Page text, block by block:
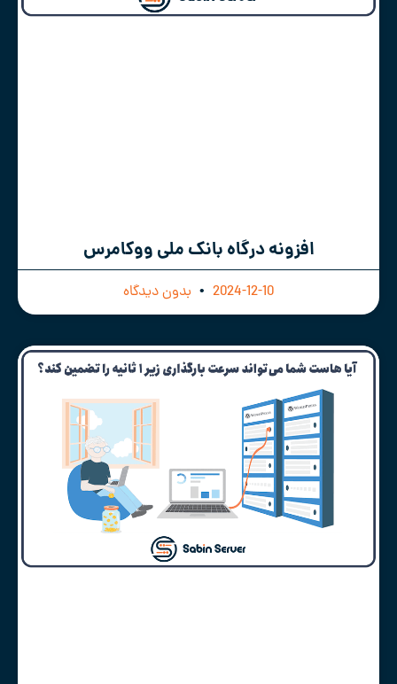
افزونه درگاه بانک ملی ووکامرس
2024-12-10 بدون دیدگاه